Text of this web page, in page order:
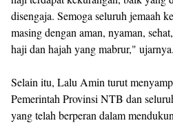
disengaja. Semoga seluruh jemaah
masing dengan aman, nyaman,
haji dan hajah yang mabrur," ujarnya.
Selain itu, Lalu Amin turut
Pemerintah Provinsi NTB dan
yang telah berperan dalam